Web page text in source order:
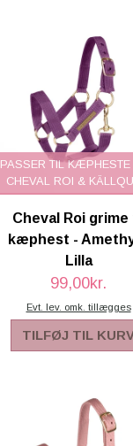
PASSER TIL KÆPHESTE
CHEVAL ROI &
Cheval Roi grime
kæphest -
Lilla
99,00kr.
Evt. lev. omk. tillægges
TILFØJ TIL